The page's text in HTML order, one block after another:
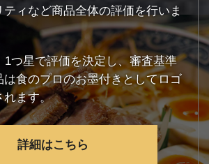
ィなど商品全体の評価を行いま
1つ星で評価を決定し、審査基準
は食のプロのお墨付きとしてロゴ
れます。
詳細はこちら